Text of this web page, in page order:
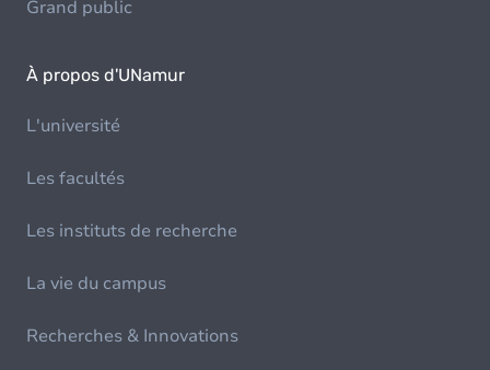
Grand public
À propos d'UNamur
L'université
Les facultés
Les instituts de recherche
La vie du campus
Recherches & Innovations